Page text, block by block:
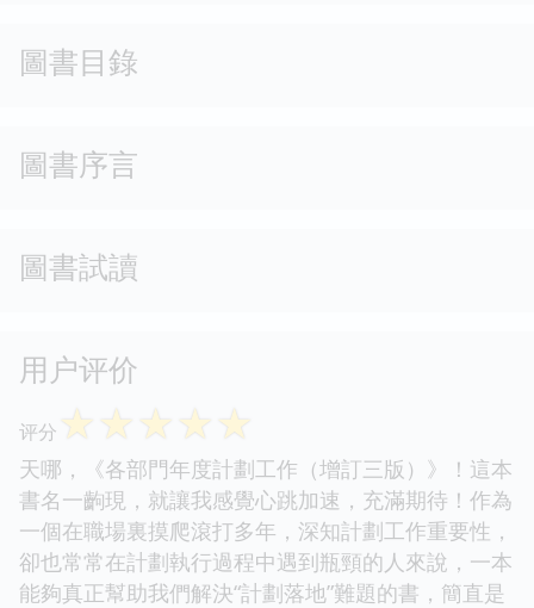
圖書目錄
圖書序言
圖書試讀
用户评价
评分 ☆☆☆☆☆
天哪，《各部門年度計劃工作（增訂三版）》！這本
書名一齣現，就讓我感覺心跳加速，充滿期待！作為
一個在職場裏摸爬滾打多年，深知計劃工作重要性，
卻也常常在計劃執行過程中遇到瓶頸的人來說，一本
能夠真正幫助我們解決“計劃落地”難題的書，簡直是